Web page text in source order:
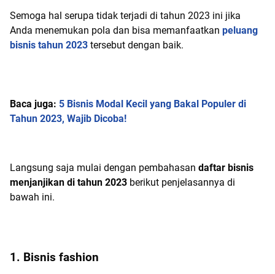
Semoga hal serupa tidak terjadi di tahun 2023 ini jika
Anda menemukan pola dan bisa memanfaatkan peluang
bisnis tahun 2023 tersebut dengan baik.
Baca juga: 5 Bisnis Modal Kecil yang Bakal Populer di
Tahun 2023, Wajib Dicoba!
Langsung saja mulai dengan pembahasan daftar bisnis
menjanjikan di tahun 2023 berikut penjelasannya di
bawah ini.
1. Bisnis fashion